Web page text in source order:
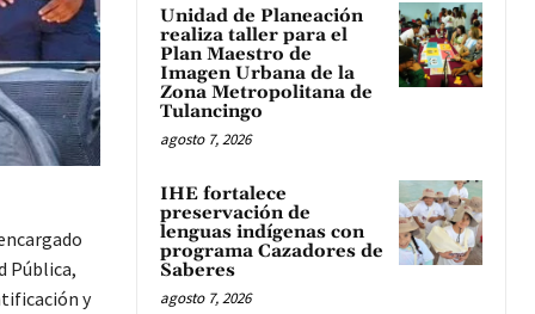
Pública,
y
Unidad de Planeación
realiza taller para el
Plan Maestro de
Imagen Urbana de la
Zona Metropolitana de
Tulancingo
agosto 7, 2026
IHE fortalece
preservación de
lenguas indígenas con
programa Cazadores de
Saberes
agosto 7, 2026